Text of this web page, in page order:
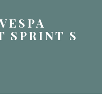
SPRINT S